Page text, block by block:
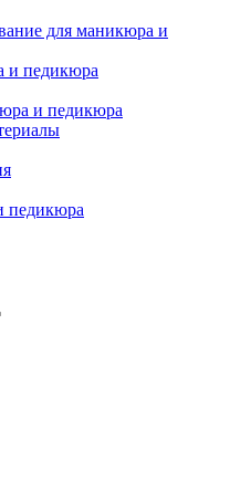
для маникюра и
и педикюра
и педикюра
педикюра